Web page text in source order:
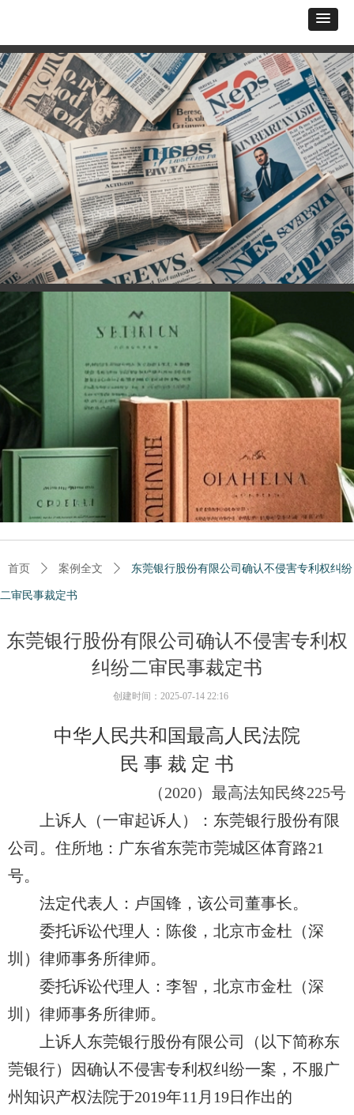
东莞银行股份有限公司确认不侵害专利权
纠纷二审民事裁定书
中华人民共和国最高人民法院
民 事 裁 定 书
（2020）最高法知民终225号
上诉人（一审起诉人）：东莞银行股份有限
公司。住所地：广东省东莞市莞城区体育路21
号。
法定代表人：卢国锋，该公司董事长。
委托诉讼代理人：陈俊，北京市金杜（深
圳）律师事务所律师。
委托诉讼代理人：李智，北京市金杜（深
圳）律师事务所律师。
上诉人东莞银行股份有限公司（以下简称东
莞银行）因确认不侵害专利权纠纷一案，不服广
州知识产权法院于2019年11月19日 作出的
首页 ꄲ 案例全文 ꄲ 东莞银行股份有限公司确认不侵害专利权纠纷
二审民事裁定书
创建时间： 2025-07-14 22:16